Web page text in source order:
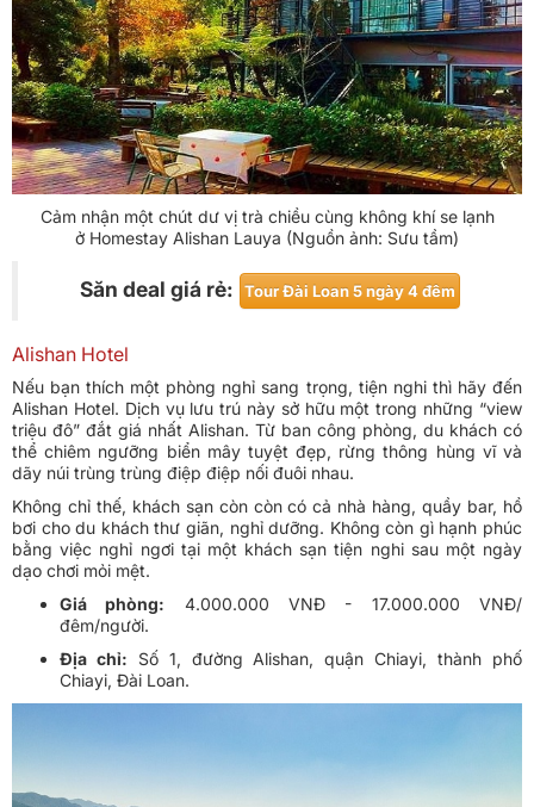
Cảm nhận một chút dư vị trà chiều cùng không khí se lạnh
ở Homestay Alishan Lauya (Nguồn ảnh: Sưu tầm)
Săn deal giá rẻ: Tour Đài Loan 5 ngày 4 đêm
Alishan Hotel
Nếu bạn thích một phòng nghỉ sang trọng, tiện nghi thì hãy đến
Alishan Hotel. Dịch vụ lưu trú này sở hữu một trong những “view
triệu đô” đắt giá nhất Alishan. Từ ban công phòng, du khách có
thể chiêm ngưỡng biển mây tuyệt đẹp, rừng thông hùng vĩ và
dãy núi trùng trùng điệp điệp nối đuôi nhau.
Không chỉ thế, khách sạn còn còn có cả nhà hàng, quầy bar, hồ
bơi cho du khách thư giãn, nghỉ dưỡng. Không còn gì hạnh phúc
bằng việc nghỉ ngơi tại một khách sạn tiện nghi sau một ngày
dạo chơi mỏi mệt.
Giá phòng: 4.000.000 VNĐ - 17.000.000 VNĐ/
đêm/người.
Địa chỉ: Số 1, đường Alishan, quận Chiayi, thành phố
Chiayi, Đài Loan.